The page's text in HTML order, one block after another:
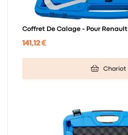
Coffret De Calage - Pour Renault
141,12 €
Chariot